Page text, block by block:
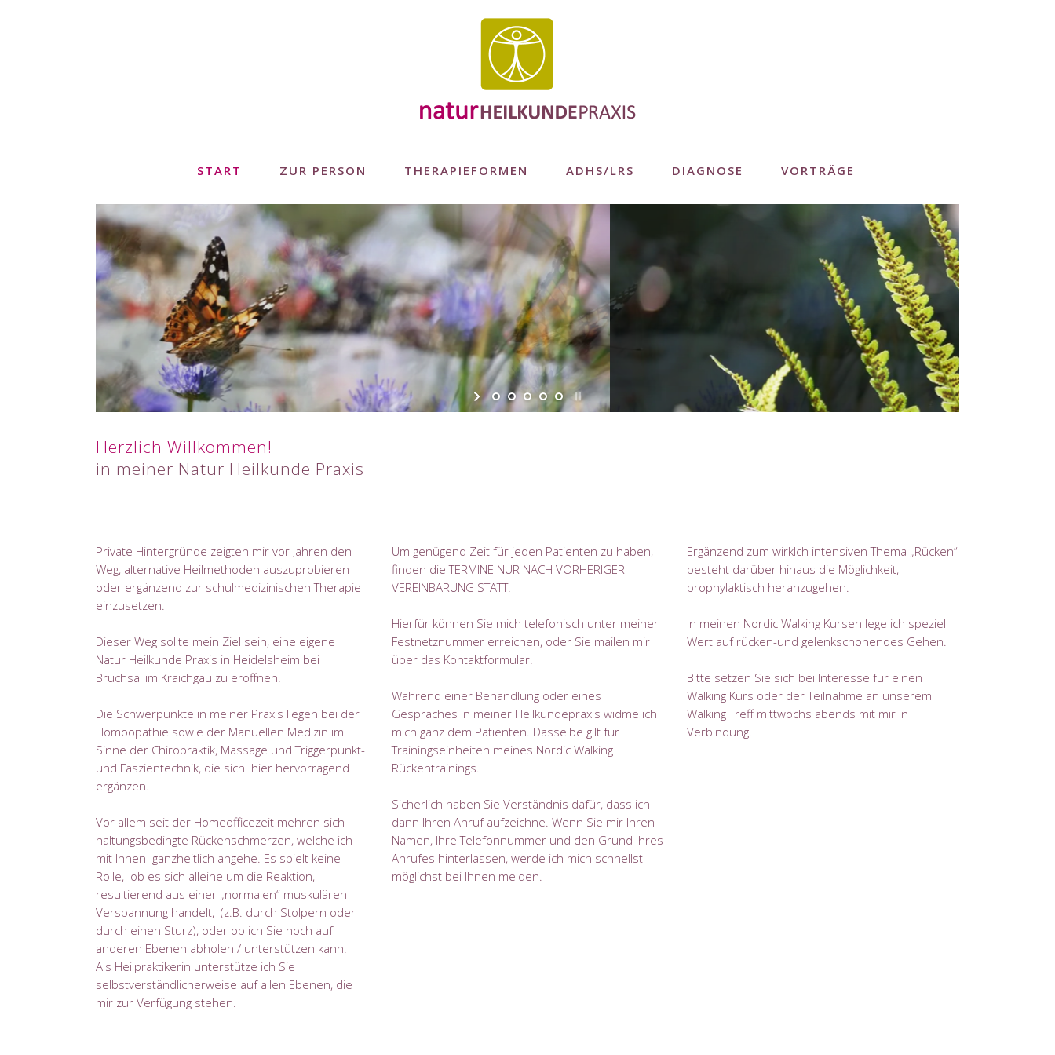
START ZUR PERSON THERAPIEFORMEN ADHS/LRS DIAGNOSE VORTRÄGE
Herzlich Willkommen!
in meiner Natur Heilkunde Praxis
Private Hintergründe zeigten mir vor Jahren den
Weg, alternative Heilmethoden auszuprobieren
oder ergänzend zur schulmedizinischen Therapie
einzusetzen.
Dieser Weg sollte mein Ziel sein, eine eigene
Natur Heilkunde Praxis in Heidelsheim bei
Bruchsal im Kraichgau zu eröffnen.
Die Schwerpunkte in meiner Praxis liegen bei der
Homöopathie sowie der Manuellen Medizin im
Sinne der Chiropraktik, Massage und Triggerpunkt-
und Faszientechnik, die sich hier hervorragend
ergänzen.
Vor allem seit der Homeofficezeit mehren sich
haltungsbedingte Rückenschmerzen, welche ich
mit Ihnen ganzheitlich angehe. Es spielt keine
Rolle, ob es sich alleine um die Reaktion,
resultierend aus einer „normalen“ muskulären
Verspannung handelt, (z.B. durch Stolpern oder
durch einen Sturz), oder ob ich Sie noch auf
anderen Ebenen abholen / unterstützen kann.
Als Heilpraktikerin unterstütze ich Sie
selbstverständlicherweise auf allen Ebenen, die
mir zur Verfügung stehen.
Um genügend Zeit für jeden Patienten zu haben,
finden die TERMINE NUR NACH VORHERIGER
VEREINBARUNG STATT.
Hierfür können Sie mich telefonisch unter meiner
Festnetznummer erreichen, oder Sie mailen mir
über das Kontaktformular.
Während einer Behandlung oder eines
Gespräches in meiner Heilkundepraxis widme ich
mich ganz dem Patienten. Dasselbe gilt für
Trainingseinheiten meines Nordic Walking
Rückentrainings.
Sicherlich haben Sie Verständnis dafür, dass ich
dann Ihren Anruf aufzeichne. Wenn Sie mir Ihren
Namen, Ihre Telefonnummer und den Grund Ihres
Anrufes hinterlassen, werde ich mich schnellst
möglichst bei Ihnen melden.
Ergänzend zum wirklch intensiven Thema „Rücken“
besteht darüber hinaus die Möglichkeit,
prophylaktisch heranzugehen.
In meinen Nordic Walking Kursen lege ich speziell
Wert auf rücken-und gelenkschonendes Gehen.
Bitte setzen Sie sich bei Interesse für einen
Walking Kurs oder der Teilnahme an unserem
Walking Treff mittwochs abends mit mir in
Verbindung.